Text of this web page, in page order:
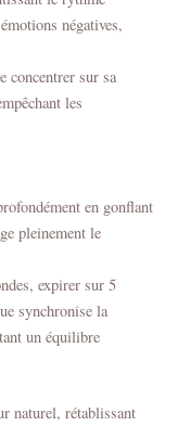
négatives,
concentrer sur sa
les
en gonflant
pleinement le
expirer sur 5
synchronise la
un équilibre
naturel, rétablissant